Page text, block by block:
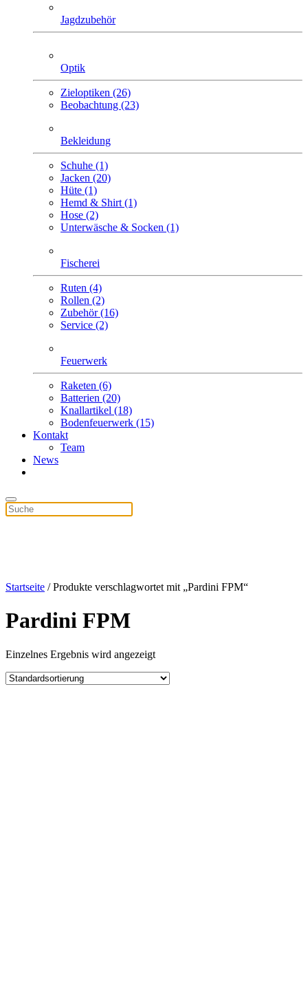
Jagdzubehör
Optik
Zieloptiken (26)
Beobachtung (23)
Bekleidung
Schuhe (1)
Jacken (20)
Hüte (1)
Hemd & Shirt (1)
Hose (2)
Unterwäsche & Socken (1)
Fischerei
Ruten (4)
Rollen (2)
Zubehör (16)
Service (2)
Feuerwerk
Raketen (6)
Batterien (20)
Knallartikel (18)
Bodenfeuerwerk (15)
Kontakt
Team
News
Startseite / Produkte verschlagwortet mit „Pardini FPM“
Pardini FPM
Einzelnes Ergebnis wird angezeigt